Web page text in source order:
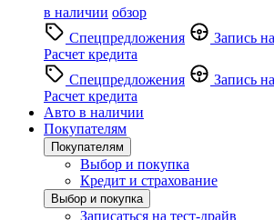
в наличии обзор
Спецпредложения
Запись
Расчет кредита
Спецпредложения
Запись
Расчет кредита
Авто в наличии
Покупателям
Покупателям
Выбор и покупка
Кредит и страхование
Выбор и покупка
Записаться на тест-драйв